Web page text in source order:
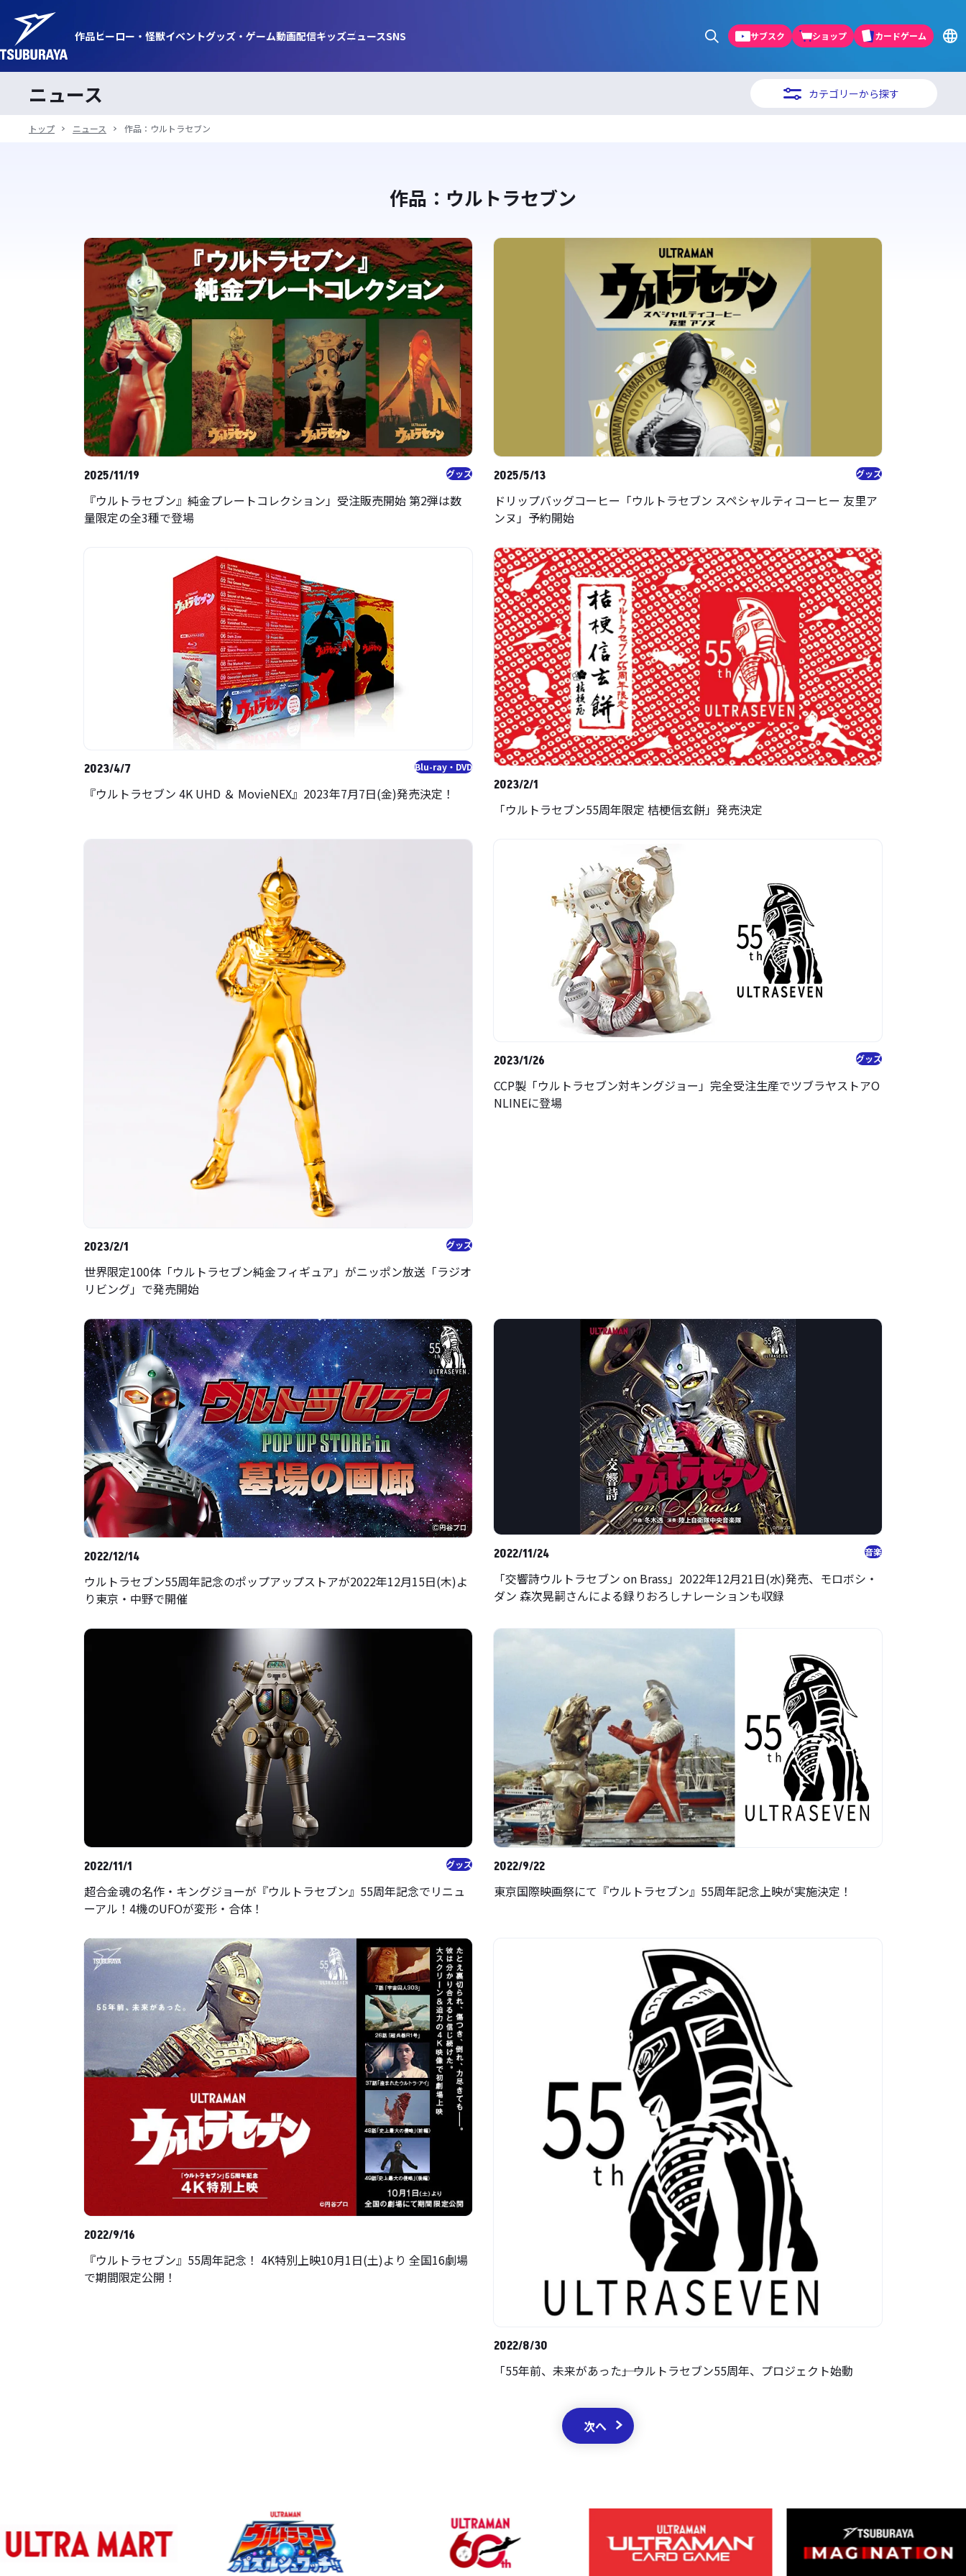
作品ヒーロー・ 怪獣イベントグッズ・ ゲーム動画配信キッズニュースSNS サブスク ショップ カードゲーム
ニュース カテゴリーから探す
トップ ニュース 作品：ウルトラセブン
作品：ウルトラセブン
2025/11/19 グッズ
『ウルトラセブン』純金プレートコレクション」受注販売開始 第2弾は数
量限定の全3種で登場
2025/5/13 グッズ
ドリップバッグコーヒー「ウルトラセブン スペシャルティコーヒー 友里ア
ンヌ」予約開始
2023/4/7 Blu-ray・DVD
『ウルトラセブン 4K UHD ＆ MovieNEX』2023年7月7日(金)発売決定！ 2023/2/1
「ウルトラセブン55周年限定 桔梗信玄餅」発売決定
2023/2/1 グッズ
世界限定100体「ウルトラセブン純金フィギュア」がニッポン放送「ラジオ
リビング」で発売開始
2023/1/26 グッズ
CCP製「ウルトラセブン対キングジョー」完全受注生産でツブラヤストアO
NLINEに登場
2022/12/14
ウルトラセブン55周年記念のポップアップストアが2022年12月15日(木)よ
り東京・中野で開催
2022/11/24 音楽
「交響詩ウルトラセブン on Brass」2022年12月21日(水)発売、モロボシ・
ダン 森次晃嗣さんによる録りおろしナレーションも収録
2022/11/1 グッズ
超合金魂の名作・キングジョーが『ウルトラセブン』55周年記念でリニュ
ーアル！4機のUFOが変形・合体！
2022/9/22
東京国際映画祭にて『ウルトラセブン』55周年記念上映が実施決定！
2022/9/16
『ウルトラセブン』55周年記念！ 4K特別上映10月1日(土)より 全国16劇場
で期間限定公開！
2022/8/30
「55年前、未来があった――」ウルトラセブン55周年、プロジェクト始動
次へ